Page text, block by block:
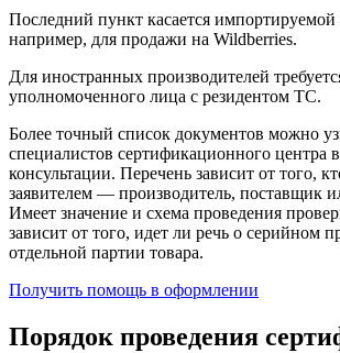
Последний пункт касается
например, для продажи на Wildberries.
Для иностранных производителей
уполномоченного лица с резидентом ТС.
Более точный список документов можно
специалистов сертификационного центра
консультации. Перечень зависит от того,
заявителем — производитель, поставщик
Имеет значение и схема проведения
зависит от того, идет ли речь о серийном
отдельной партии товара.
Получить помощь в оформлении
Порядок проведения